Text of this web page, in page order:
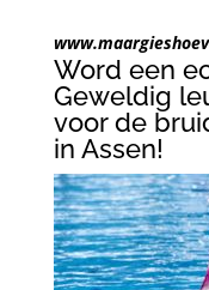
Word een
Geweldig
voor de
in Assen!